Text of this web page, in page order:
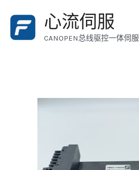
心流伺服
CANOPEN总线驱控一体伺服